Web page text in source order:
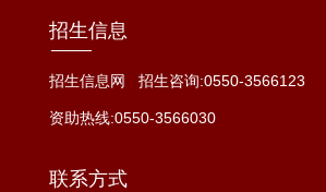
招生信息
招生信息网 招生咨询:0550-3566123
资助热线:0550-3566030
联系方式